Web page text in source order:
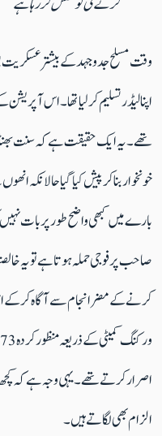
وقت مسلح جدوجہد کے بیشتر
اپنا لیڈر تسلیم کر لیا تھا۔ اس
تھے۔یہ ایک حقیقت ہے کہ سنت
خونخوار بناکر پیش کیا گیا حالانکہ
بارے میں کبھی واضح طور پر بات نہیں
صاحب پر فوجی حملہ ہوتا ہے تو یہ
کرنے کے مضر انجام سے آگاہ
اصرار کرتے تھے ۔یہی وجہ ہے کہ کچھ
الزام بھی لگاتے ہیں۔